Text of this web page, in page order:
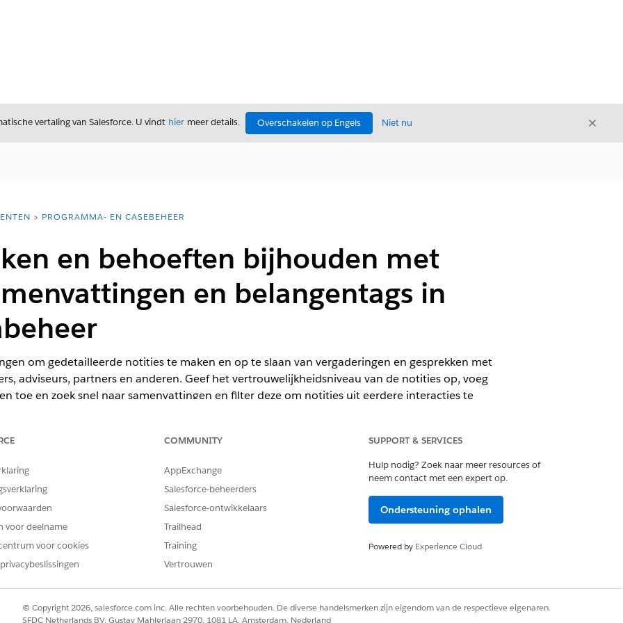
vertaling van Salesforce. U vindt hier meer details. Overschakelen op Engels Niet nu Sluiten
PROGRAMMA- EN CASEBEHEER
en behoeften bijhouden met
en belangentags in
om gedetailleerde notities te maken en op te slaan van vergaderingen en gesprekken met
adviseurs, partners en anderen. Geef het vertrouwelijkheidsniveau van de notities op, voeg
toe en zoek snel naar samenvattingen en filter deze om notities uit eerdere interacties te
Nonprofit Cloud en oplossingen voor de publieke sector. Bekijk editionbeschikbaarheid.
Interactiesamenvattingen
instructies omvatten stappen voor het instellen en gebruiken van de uitgebreide interface
interface biedt gebruikers een manier om vergadernotities te maken, interactiedetails,
te voegen en de notities te delen met andere gebruikers.
voor deelname
voor cookies
COMMUNITY
AppExchange
Salesforce-beheerders
Salesforce-ontwikkelaars
Trailhead
Training
Vertrouwen
SUPPORT & SERVICES
Hulp nodig? Zoek naar meer resources of
neem contact met een expert op.
Ondersteuning ophalen
Powered by Experience Cloud
© Copyright 2026, salesforce.com inc. Alle rechten voorbehouden. De diverse handelsmerken zijn eigendom van de respectieve eigenaren.
SFDC Netherlands BV, Gustav Mahlerlaan 2970, 1081 LA, Amsterdam, Nederland